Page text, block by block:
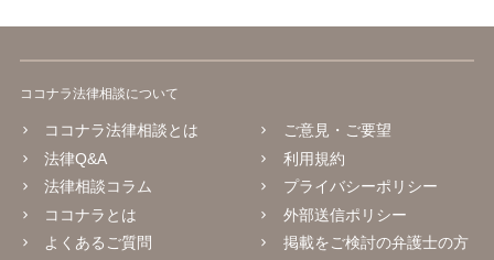
ココナラ法律相談について
ココナラ法律相談とは
法律Q&A
法律相談コラム
ココナラとは
よくあるご質問
ご意見・ご要望
利用規約
プライバシーポリシー
外部送信ポリシー
掲載をご検討の弁護士の方